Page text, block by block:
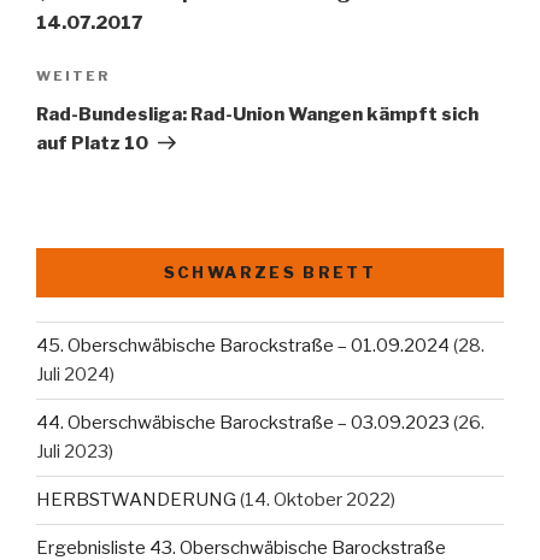
14.07.2017
Nächster
Beitrag
WEITER
Rad-Bundesliga: Rad-Union Wangen kämpft sich
auf Platz 10
SCHWARZES BRETT
45. Oberschwäbische Barockstraße – 01.09.2024 (28.
Juli 2024)
44. Oberschwäbische Barockstraße – 03.09.2023 (26.
Juli 2023)
HERBSTWANDERUNG (14. Oktober 2022)
Ergebnisliste 43. Oberschwäbische Barockstraße